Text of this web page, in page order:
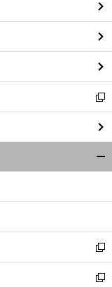
ィ
ン
ド
ウ
で
開
く
新
し
い
ウ
ィ
ン
ウ
開
く
新
し
い
新